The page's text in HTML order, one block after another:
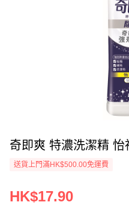
奇即爽 特濃洗潔精
送貨上門滿HK$500.00免運費
HK$17.90